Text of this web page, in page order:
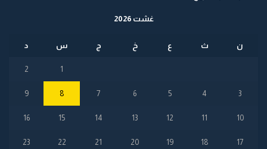
غشت 2026
ن ث ع خ ج س د
1
2
3
4
5
6
7
8
9
10
11
12
13
14
15
16
17
18
19
20
21
22
23